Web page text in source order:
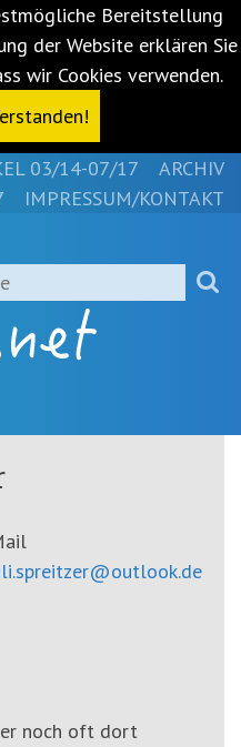
Bereitstellung
der Website erklären Sie
wir Cookies verwenden.
03/14-07/17
ARCHIV
IMPRESSUM/KONTAKT
noch oft dort